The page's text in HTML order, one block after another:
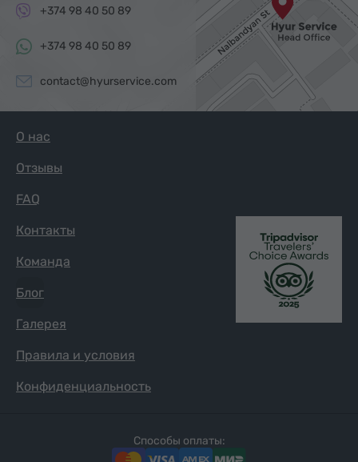
+374 98 40 50 89
+374 98 40 50 89
contact@hyurservice.com
О нас
Отзывы
FAQ
Контакты
Команда
Блог
Галерея
Правила и условия
Конфиденциальность
Способы оплаты: